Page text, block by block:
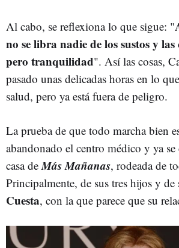
Al cabo, se reflexiona lo que sigue: "
no se libra nadie de los sustos y
pero tranquilidad". Así las cosas,
pasado unas delicadas horas en lo
salud, pero ya está fuera de peligro.
La prueba de que todo marcha bien
abandonado el centro médico y ya se
casa de Más Mañanas, rodeada de
Principalmente, de sus tres hijos y de
Cuesta, con la que parece que su